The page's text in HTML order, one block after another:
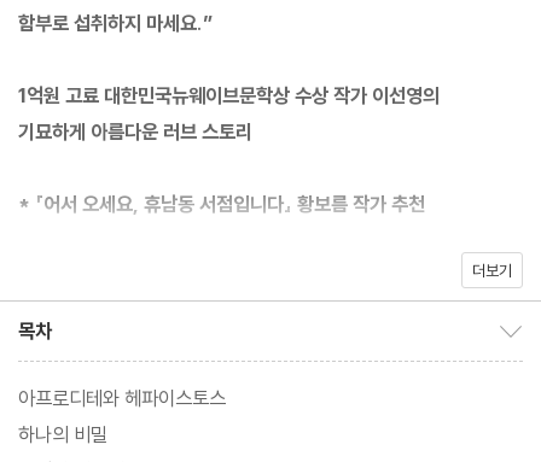
함부로 섭취하지 마세요.”
1억원 고료 대한민국뉴웨이브문학상 수상 작가 이선영의
기묘하게 아름다운 러브 스토리
* 『어서 오세요, 휴남동 서점입니다』 황보름 작가 추천
서울의 한 재개발 지역. 무너져 가는 오래된 집들 사이에 번듯하게
니, 사랑을 완성해준다느니 믿을 수 없는 소리만 늘어놓는데…. 가만
보니 페르난도 보테로 그림 속에 있을 법한 뚱뚱하고 못생긴 남자가
눈이 돌아가게 예쁜 약사 아내와 결혼해 함께 살고 있는 게 아닌가!
저 약에 무슨 비밀이 있긴 한 모양이다. ‘사랑 약국’이라는 간판을 걸
더보기
목차
아프로디테와 헤파이스토스
하나의 비밀